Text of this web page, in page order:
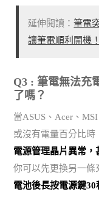
延伸閱讀：筆電
讓筆電順利開機！
Q3 : 筆電無法充
了嗎？
當ASUS、Acer、
或沒有電量百分比時
電源管理晶片異常，
你可以先更換另一條
電池後長按電源鍵30